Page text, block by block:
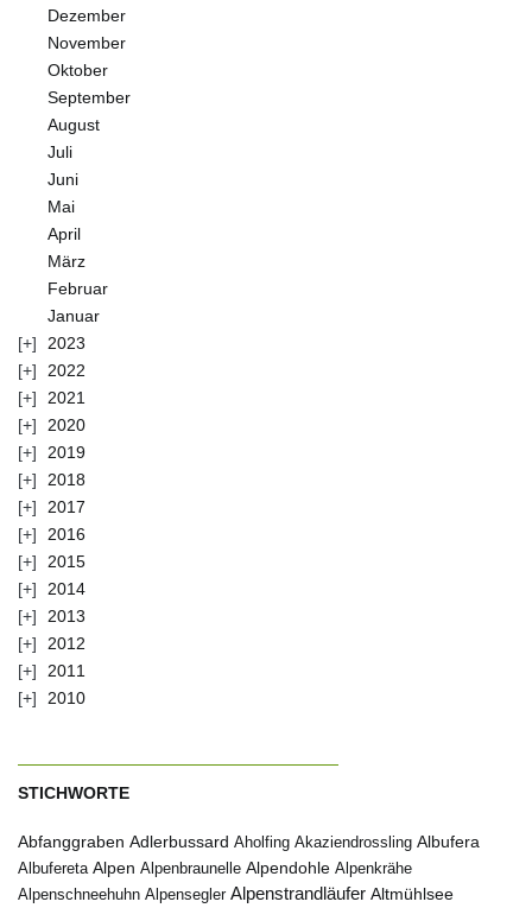
Dezember
November
Oktober
September
August
Juli
Juni
Mai
April
März
Februar
Januar
2023
2022
2021
2020
2019
2018
2017
2016
2015
2014
2013
2012
2011
2010
STICHWORTE
Abfanggraben Adlerbussard Aholfing Akaziendrossling Albufera
Albufereta Alpen Alpenbraunelle Alpendohle Alpenkrähe
Alpenschneehuhn Alpensegler Alpenstrandläufer Altmühlsee